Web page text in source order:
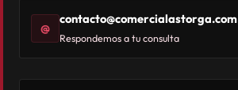
@
contacto@comercialastorga.com
Respondemos a tu consulta